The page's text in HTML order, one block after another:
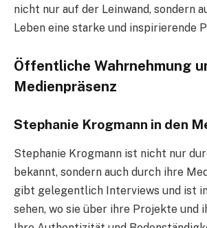
nicht nur auf der Leinwand, sondern
Leben eine starke und inspirierende
Öffentliche Wahrnehmung
Medienpräsenz
Stephanie Krogmann in den
Stephanie Krogmann ist nicht nur
bekannt, sondern auch durch ihre
gibt gelegentlich Interviews und ist
sehen, wo sie über ihre Projekte und